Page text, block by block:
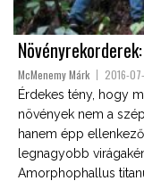
McMenemy Márk 2016-
Érdekes tény, hogy
növények nem a
hanem épp
legnagyobb
Amorphophallus